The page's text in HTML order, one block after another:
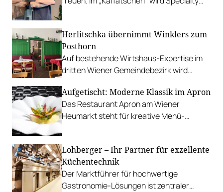
Herlitschka übernimmt Winklers zum
Posthorn
Auf bestehende Wirtshaus-Expertise im
dritten Wiener Gemeindebezirk wird
zu tun hat.
Aufgetischt: Moderne Klassik im Apron
Das Restaurant Apron am Wiener
Heumarkt steht für kreative Menü-
Lohberger – Ihr Partner für exzellente
Küchentechnik
Der Marktführer für hochwertige
Gastronomie-Lösungen ist zentraler